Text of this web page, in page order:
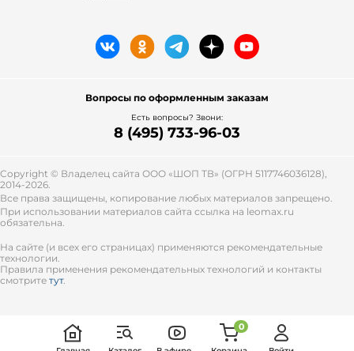
0
Вопросы по оформленным заказам
Есть вопросы? Звони:
8 (495) 733-96-03
Copyright © Владелец сайта ООО «ШОП ТВ» (ОГРН 5117746036128),
2014-2026.
Все права защищены, копирование любых материалов запрещено.
При использовании материалов сайта ссылка на leomax.ru
обязательна.
На сайте (и всех его страницах) применяются рекомендательные
технологии.
Правила применения рекомендательных технологий и контакты
смотрите тут.